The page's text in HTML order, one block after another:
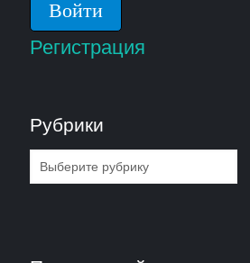
Регистрация
Рубрики
Рубрики